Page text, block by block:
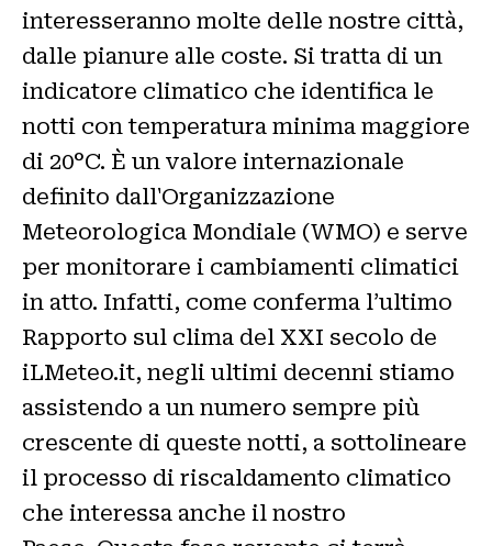
interesseranno molte delle nostre città,
dalle pianure alle coste. Si tratta di un
indicatore climatico che identifica le
notti con temperatura minima maggiore
di 20°C. È un valore internazionale
definito dall'Organizzazione
Meteorologica Mondiale (WMO) e serve
per monitorare i cambiamenti climatici
in atto. Infatti, come conferma l’ultimo
Rapporto sul clima del XXI secolo de
iLMeteo.it, negli ultimi decenni stiamo
assistendo a un numero sempre più
crescente di queste notti, a sottolineare
il processo di riscaldamento climatico
che interessa anche il nostro